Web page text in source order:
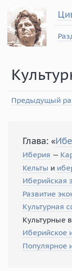
Предыдущый
Глава: «
Иберия —
Кельты и
Иберийская
Развитие
Культурная
Культурные
Иберийское
Популярное